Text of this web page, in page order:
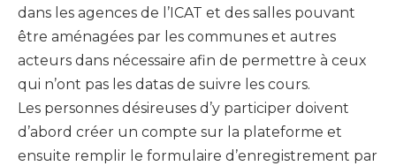
dans les agences de l’ICAT et des salles pouvant
être aménagées par les communes et autres
acteurs dans nécessaire afin de permettre à ceux
qui n’ont pas les datas de suivre les cours.
Les personnes désireuses d’y participer doivent
d’abord créer un compte sur la plateforme et
ensuite remplir le formulaire d’enregistrement par